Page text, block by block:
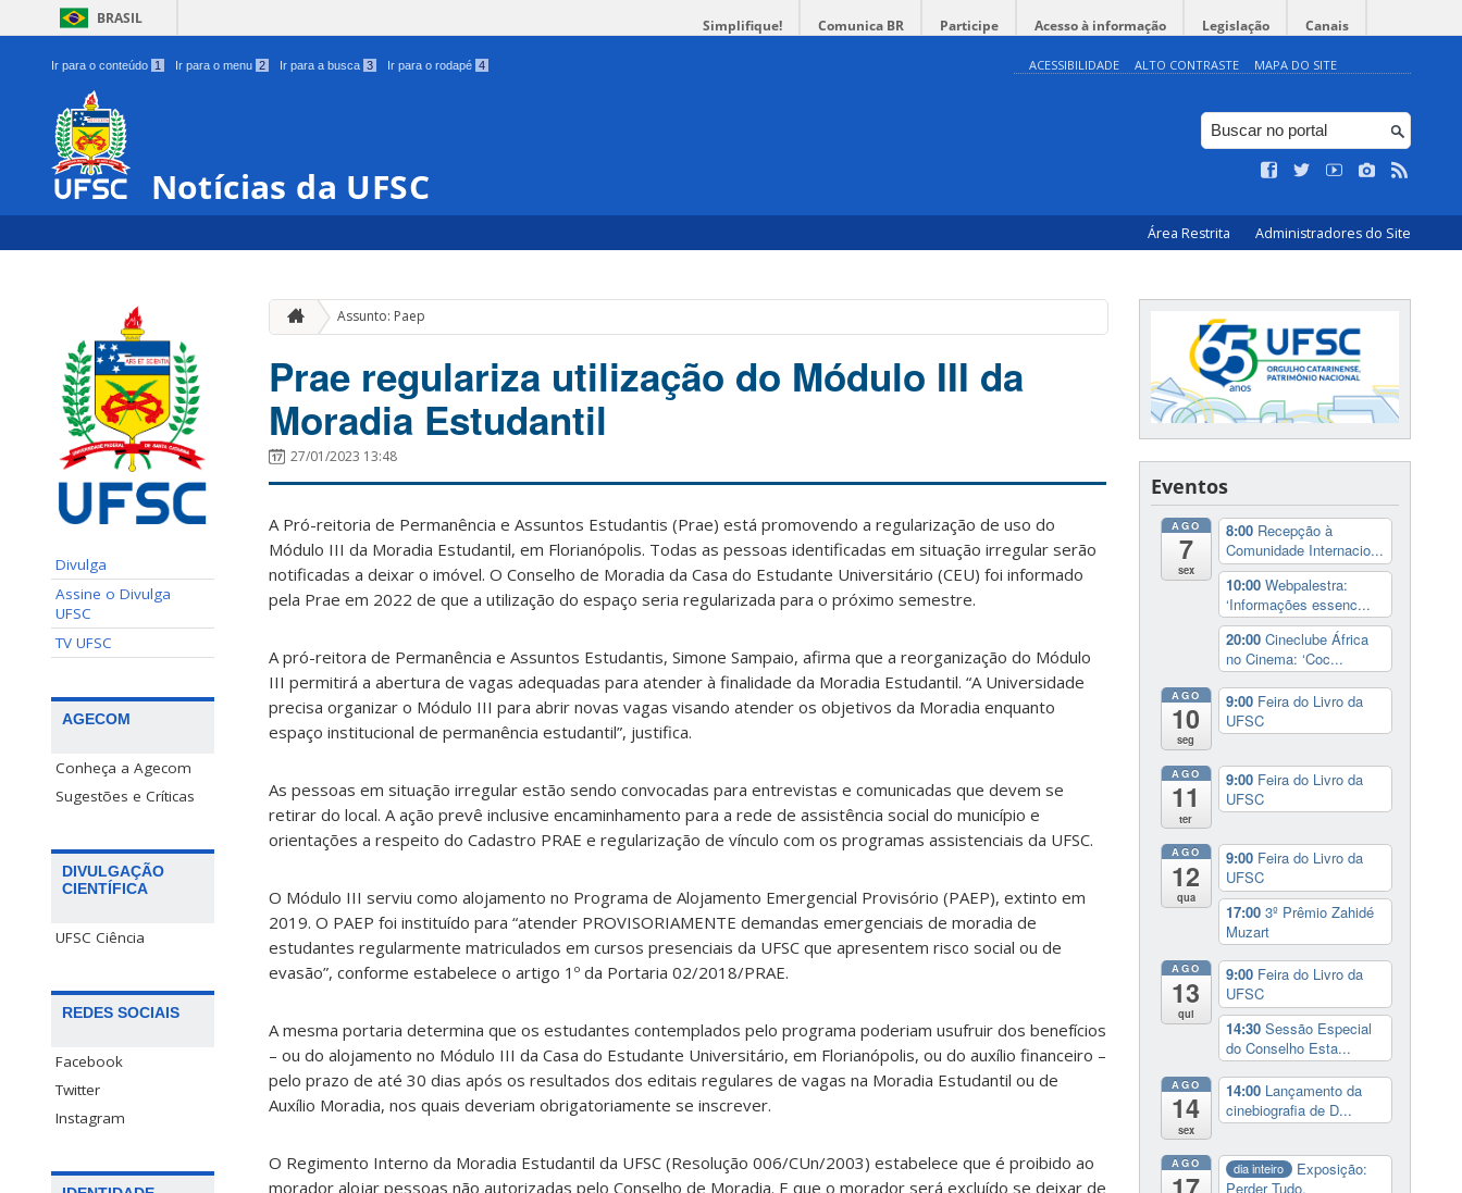
BRASIL Simplifique! Comunica BR Participe Acesso à informação Legislação Canais
Ir para o conteúdo 1 Ir para o menu 2 Ir para a busca 3 Ir para o rodapé 4 ACESSIBILIDADE ALTO CONTRASTE MAPA DO SITE
Notícias da UFSC
Área Restrita Administradores do Site
Divulga
Assine o Divulga
UFSC
TV UFSC
AGECOM
Conheça a Agecom
Sugestões e Críticas
DIVULGAÇÃO
CIENTÍFICA
UFSC Ciência
REDES SOCIAIS
Facebook
Twitter
Instagram
Assunto: Paep
Prae regulariza utilização do Módulo III da
Moradia Estudantil
27/01/2023 13:48
A Pró-reitoria de Permanência e Assuntos Estudantis (Prae) está promovendo a regularização de uso do
Módulo III da Moradia Estudantil, em Florianópolis. Todas as pessoas identificadas em situação irregular serão
notificadas a deixar o imóvel. O Conselho de Moradia da Casa do Estudante Universitário (CEU) foi informado
pela Prae em 2022 de que a utilização do espaço seria regularizada para o próximo semestre.
A pró-reitora de Permanência e Assuntos Estudantis, Simone Sampaio, afirma que a reorganização do Módulo
III permitirá a abertura de vagas adequadas para atender à finalidade da Moradia Estudantil. “A Universidade
precisa organizar o Módulo III para abrir novas vagas visando atender os objetivos da Moradia enquanto
espaço institucional de permanência estudantil”, justifica.
As pessoas em situação irregular estão sendo convocadas para entrevistas e comunicadas que devem se
retirar do local. A ação prevê inclusive encaminhamento para a rede de assistência social do município e
orientações a respeito do Cadastro PRAE e regularização de vínculo com os programas assistenciais da UFSC.
O Módulo III serviu como alojamento no Programa de Alojamento Emergencial Provisório (PAEP), extinto em
2019. O PAEP foi instituído para “atender PROVISORIAMENTE demandas emergenciais de moradia de
estudantes regularmente matriculados em cursos presenciais da UFSC que apresentem risco social ou de
evasão”, conforme estabelece o artigo 1 º da Portaria 02/2018/PRAE.
A mesma portaria determina que os estudantes contemplados pelo programa poderiam usufruir dos benefícios
– ou do alojamento no Módulo III da Casa do Estudante Universitário, em Florianópolis, ou do auxílio financeiro –
pelo prazo de até 30 dias após os resultados dos editais regulares de vagas na Moradia Estudantil ou de
Auxílio Moradia, nos quais deveriam obrigatoriamente se inscrever.
O Regimento Interno da Moradia Estudantil da UFSC (Resolução 006/CUn/2003) estabelece que é proibido ao
morador alojar pessoas não autorizadas pelo Conselho de Moradia. E que o morador será excluído se deixar de
Eventos
AGO
7
sex
8:00 Recepção à
Comunidade Internacio...
10:00 Webpalestra:
‘Informações essenc...
20:00 Cineclube África
no Cinema: ‘Coc...
AGO
10
seg
9:00 Feira do Livro da
UFSC
AGO
11
ter
9:00 Feira do Livro da
UFSC
AGO
12
qua
9:00 Feira do Livro da
UFSC
17:00 3º Prêmio Zahidé
Muzart
AGO
13
qui
9:00 Feira do Livro da
UFSC
14:30 Sessão Especial
do Conselho Esta...
AGO
14
sex
14:00 Lançamento da
cinebiografia de D...
AGO dia inteiro
Exposição:
Perder Tudo.